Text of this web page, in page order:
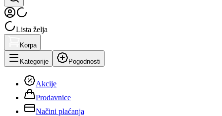
Lista želja
Korpa
Kategorije Pogodnosti
Akcije
Prodavnice
Načini plaćanja